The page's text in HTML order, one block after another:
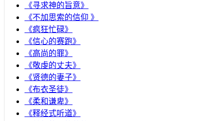
《寻求神的旨意》
《不加思索的信仰 》
《疯狂忙碌》
《信心的赛跑》
《高尚的罪》
《敬虔的丈夫》
《贤德的妻子》
《布衣圣徒》
《柔和谦卑》
《释经式听道》